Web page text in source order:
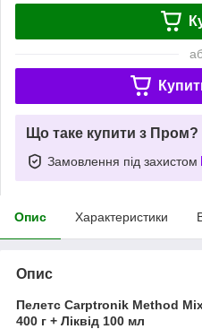
Що таке купити з Пром?
Замовлення під захистом
Опис Характеристики
Опис
Пелетс Carptronik Method
400 г + Ліквід 100 мл